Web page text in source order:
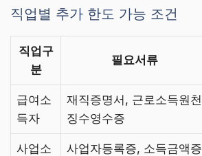
직업별 추가 한도 가능 조건
직업구
분
필요서류
급여소
득자
재직증명서, 근로소득원천
징수영수증
사업소
사업자등록증, 소득금액증